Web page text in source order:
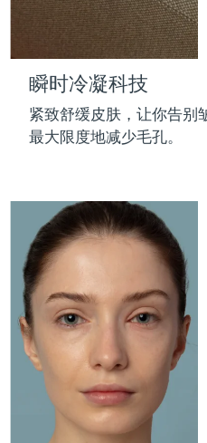
瞬时冷凝科技
紧致舒缓皮肤，让你告别
最大限度地减少毛孔。
PEACH™
Travel-
PEACH™
Cooling IPL
Firming body
ESPADA™
Acne
ESPADA™
ESPADA™
All acne
IRIS™ 2
Rejuvenating
眼部护肤
眼部护理设备
All revitalizing
毛孔护理
KIWI™
Diamond
KIWI™
KIWI™ 皮肤
Advanced
LUNA™ 4
2-in-1 LED
FLIP™ play
LUNA™
Serum
For healthy hair
牙齿美白
issa™
护肤品
全部购买
中国香港特别行政区
冰岛
印度尼西亚
马恩岛
以色列
意大利
日本
泽西岛
哈萨克斯坦